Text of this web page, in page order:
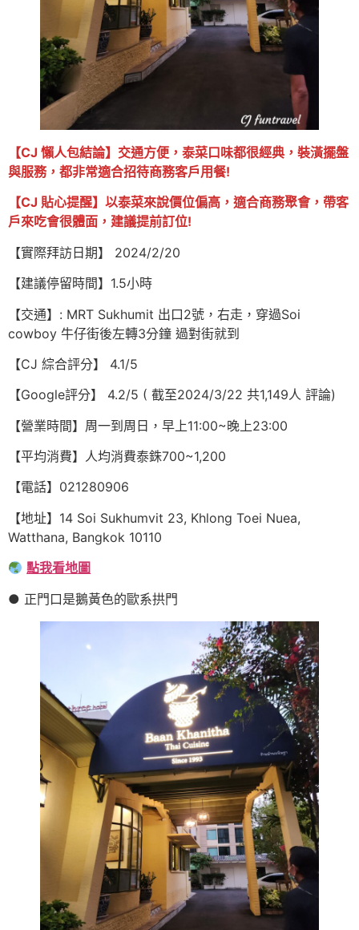
【CJ 懶人包結論】交通方便，泰菜口味都很經典，裝潢擺盤
與服務，都非常適合招待商務客戶用餐!
【CJ 貼心提醒】以泰菜來說價位偏高，適合商務聚會，帶客
戶來吃會很體面，建議提前訂位!
【實際拜訪日期】 2024/2/20
【建議停留時間】1.5小時
【交通】: MRT Sukhumit 出口2號，右走，穿過Soi
cowboy 牛仔街後左轉3分鐘 過對街就到
【CJ 綜合評分】 4.1/5
【Google評分】 4.2/5 ( 截至2024/3/22 共1,149人 評論)
【營業時間】周一到周日，早上11:00~晚上23:00
【平均消費】人均消費泰銖700~1,200
【電話】021280906
【地址】14 Soi Sukhumvit 23, Khlong Toei Nuea,
Watthana, Bangkok 10110
點我看地圖
● 正門口是鵝黃色的歐系拱門